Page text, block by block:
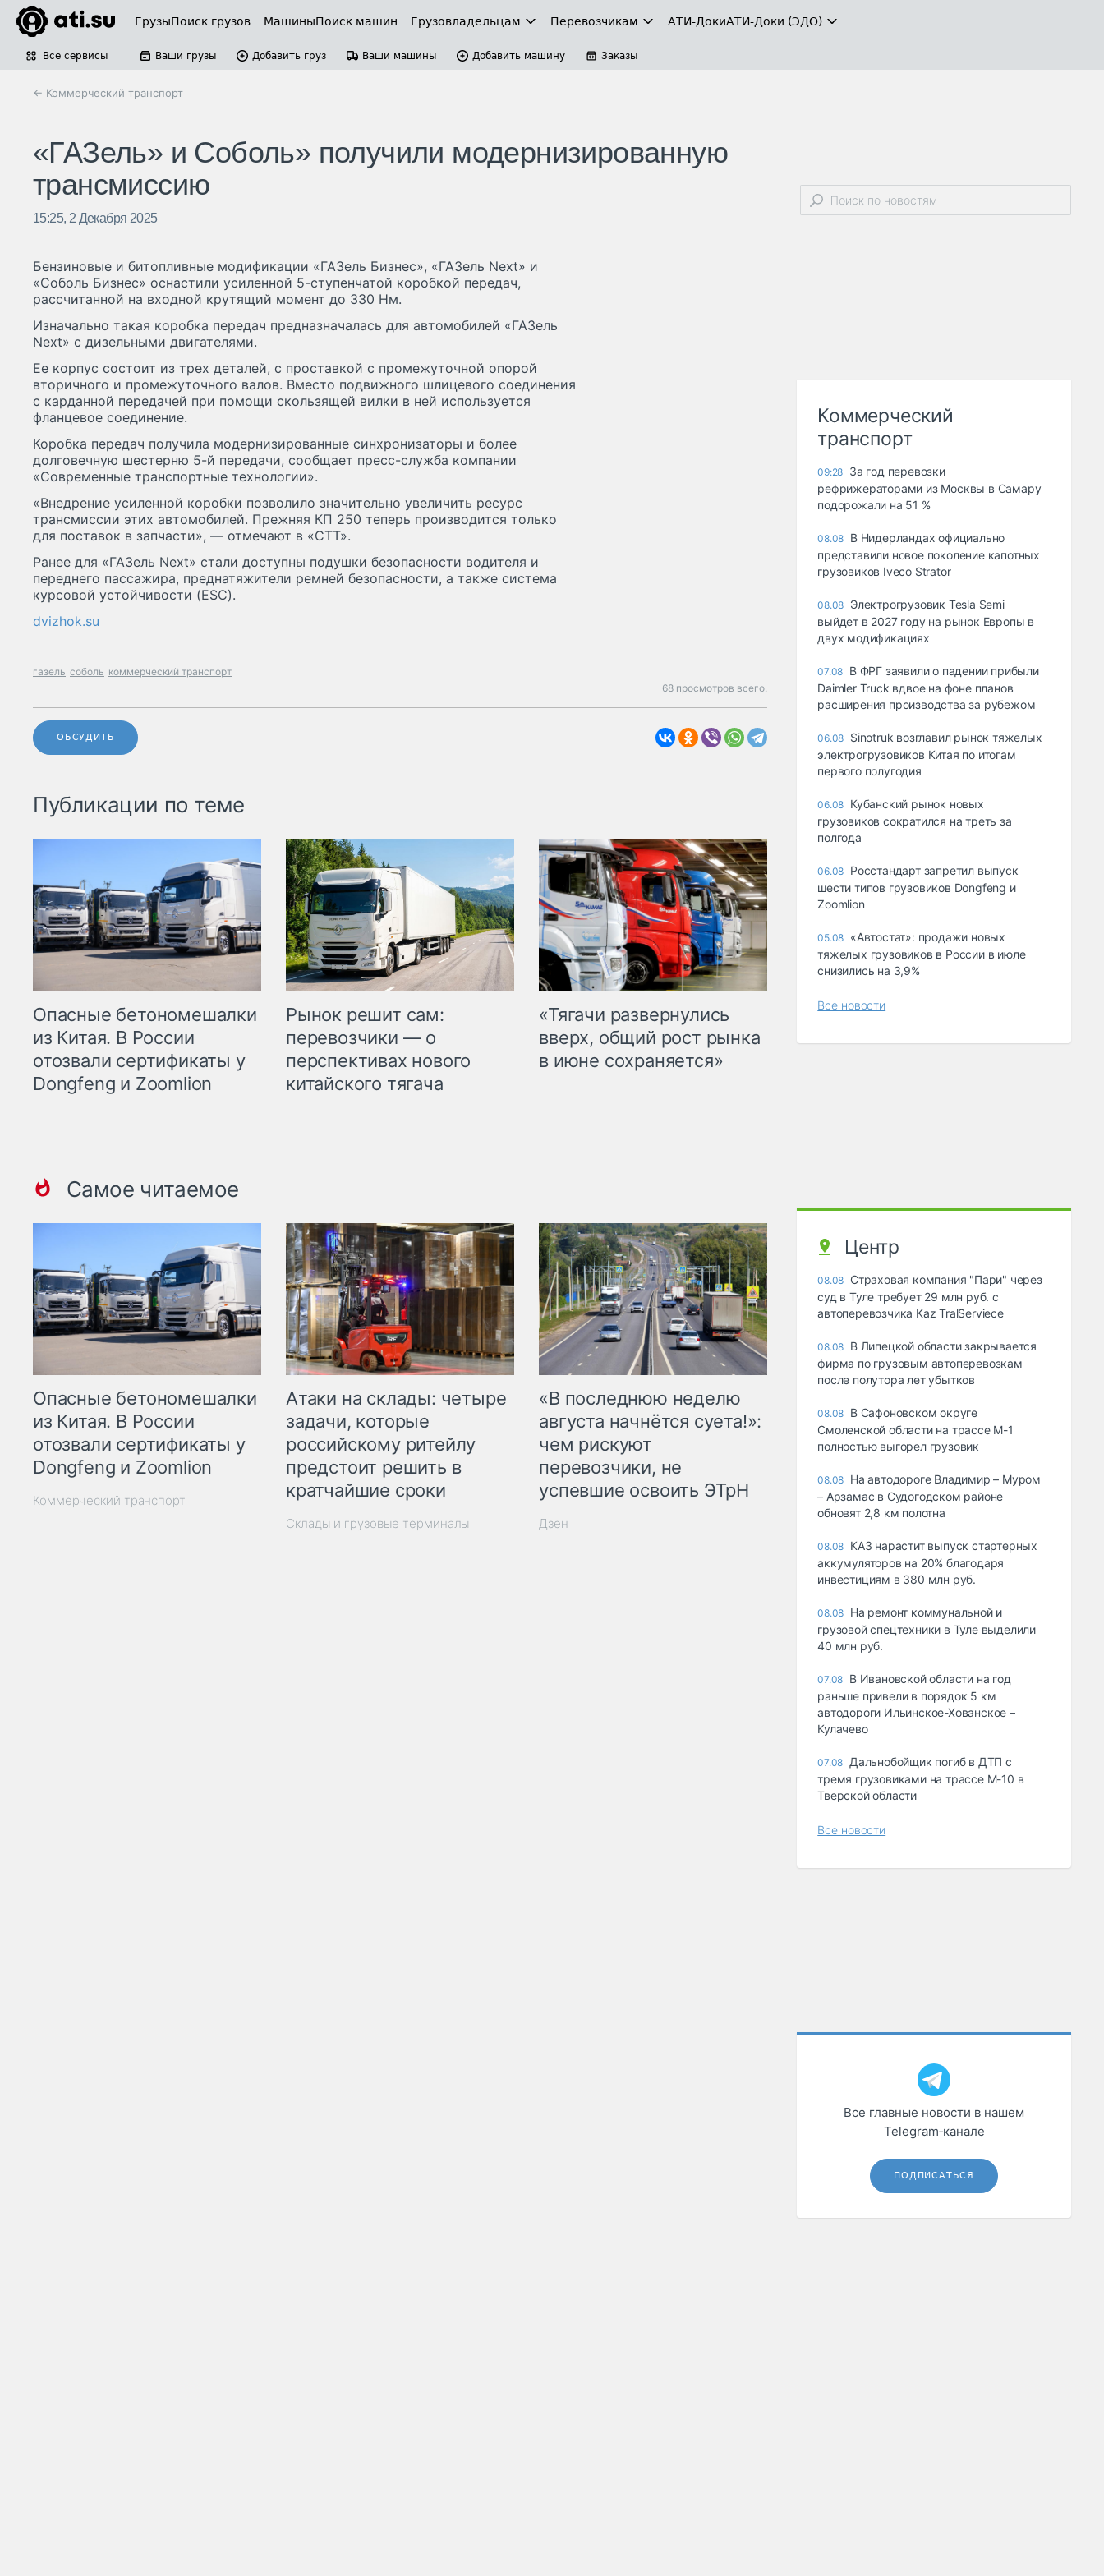
ГрузыПоиск грузов МашиныПоиск машин Грузовладельцам Перевозчикам АТИ-ДокиАТИ-Доки (ЭДО)
Все сервисы Ваши грузы Добавить груз Ваши машины Добавить машину Заказы
← Коммерческий транспорт
«ГАЗель» и Соболь» получили модернизированную
трансмиссию
15:25, 2 Декабря 2025
Бензиновые и битопливные модификации «ГАЗель Бизнес», «ГАЗель Next» и
«Соболь Бизнес» оснастили усиленной 5-ступенчатой коробкой передач,
рассчитанной на входной крутящий момент до 330 Нм.
Изначально такая коробка передач предназначалась для автомобилей «ГАЗель
Next» с дизельными двигателями.
Ее корпус состоит из трех деталей, с проставкой с промежуточной опорой
вторичного и промежуточного валов. Вместо подвижного шлицевого соединения
с карданной передачей при помощи скользящей вилки в ней используется
фланцевое соединение.
Коробка передач получила модернизированные синхронизаторы и более
долговечную шестерню 5-й передачи, сообщает пресс-служба компании
«Современные транспортные технологии».
«Внедрение усиленной коробки позволило значительно увеличить ресурс
трансмиссии этих автомобилей. Прежняя КП 250 теперь производится только
для поставок в запчасти», — отмечают в «СТТ».
Ранее для «ГАЗель Next» стали доступны подушки безопасности водителя и
переднего пассажира, преднатяжители ремней безопасности, а также система
курсовой устойчивости (ESC).
dvizhok.su
газель соболь коммерческий транспорт
68 просмотров всего.
ОБСУДИТЬ
Публикации по теме
Опасные бетономешалки
из Китая. В России
отозвали сертификаты у
Dongfeng и Zoomlion
Рынок решит сам:
перевозчики — о
перспективах нового
китайского тягача
«Тягачи развернулись
вверх, общий рост рынка
в июне сохраняется»
Самое читаемое
Опасные бетономешалки
из Китая. В России
отозвали сертификаты у
Dongfeng и Zoomlion
Коммерческий транспорт
Атаки на склады: четыре
задачи, которые
российскому ритейлу
предстоит решить в
кратчайшие сроки
Склады и грузовые терминалы
«В последнюю неделю
августа начнётся суета!»:
чем рискуют
перевозчики, не
успевшие освоить ЭТрН
Дзен
Коммерческий
транспорт
09:28 За год перевозки
рефрижераторами из Москвы в Самару
подорожали на 51 %
08.08 В Нидерландах официально
представили новое поколение капотных
грузовиков Iveco Strator
08.08 Электрогрузовик Tesla Semi
выйдет в 2027 году на рынок Европы в
двух модификациях
07.08 В ФРГ заявили о падении прибыли
Daimler Truck вдвое на фоне планов
расширения производства за рубежом
06.08 Sinotruk возглавил рынок тяжелых
электрогрузовиков Китая по итогам
первого полугодия
06.08 Кубанский рынок новых
грузовиков сократился на треть за
полгода
06.08 Росстандарт запретил выпуск
шести типов грузовиков Dongfeng и
Zoomlion
05.08 «Автостат»: продажи новых
тяжелых грузовиков в России в июле
снизились на 3,9%
Все новости
Центр
08.08 Страховая компания "Пари" через
суд в Туле требует 29 млн руб. с
автоперевозчика Kaz TralServiece
08.08 В Липецкой области закрывается
фирма по грузовым автоперевозкам
после полутора лет убытков
08.08 В Сафоновском округе
Смоленской области на трассе М-1
полностью выгорел грузовик
08.08 На автодороге Владимир – Муром
– Арзамас в Судогодском районе
обновят 2,8 км полотна
08.08 КАЗ нарастит выпуск стартерных
аккумуляторов на 20% благодаря
инвестициям в 380 млн руб.
08.08 На ремонт коммунальной и
грузовой спецтехники в Туле выделили
40 млн руб.
07.08 В Ивановской области на год
раньше привели в порядок 5 км
автодороги Ильинское-Хованское –
Кулачево
07.08 Дальнобойщик погиб в ДТП с
тремя грузовиками на трассе М-10 в
Тверской области
Все новости
Все главные новости в нашем
Telegram‑канале
ПОДПИСАТЬСЯ